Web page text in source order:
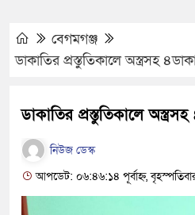
বেগমগঞ্জ
ডাকাতির প্রস্তুতিকালে অস্ত্রসহ
ডাকাতির প্রস্তুতিকালে
নিউজ ডেস্ক
আপডেট: ০৬:৪৬:১৪ পূর্বাহ্ন,